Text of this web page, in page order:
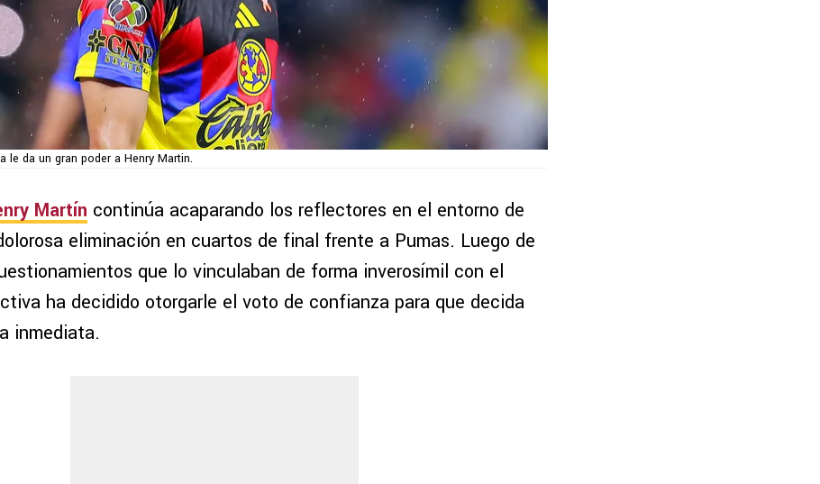
le da un gran poder a Henry Martin.
Martín continúa acaparando los reflectores en el entorno de
eliminación en cuartos de final frente a Pumas. Luego de
que lo vinculaban de forma inverosímil con el
ha decidido otorgarle el voto de confianza para que decida
inmediata.